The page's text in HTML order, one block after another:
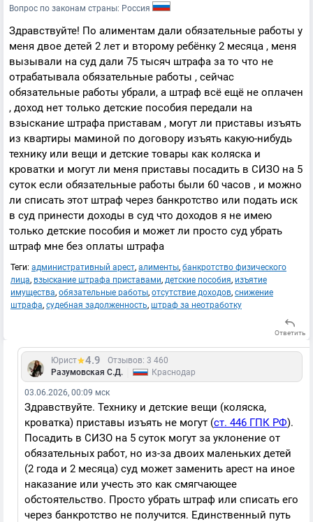
Вопрос по законам страны: Россия
Здравствуйте! По алиментам дали обязательные работы у
меня двое детей 2 лет и второму ребёнку 2 месяца , меня
вызывали на суд дали 75 тысяч штрафа за то что не
отрабатывала обязательные работы , сейчас
обязательные работы убрали, а штраф всё ещё не оплачен
, доход нет только детские пособия передали на
взыскание штрафа приставам , могут ли приставы изъять
из квартиры маминой по договору изъять какую-нибудь
технику или вещи и детские товары как коляска и
кроватки и могут ли меня приставы посадить в СИЗО на 5
суток если обязательные работы были 60 часов , и можно
ли списать этот штраф через банкротство или подать иск
в суд принести доходы в суд что доходов я не имею
только детские пособия и может ли просто суд убрать
штраф мне без оплаты штрафа
Теги: административный арест, алименты, банкротство физического
лица, взыскание штрафа приставами, детские пособия, изъятие
имущества, обязательные работы, отсутствие доходов, снижение
штрафа, судебная задолженность, штраф за неотработку
Ответить
Юрист 4.9
Отзывов: 3 460
Разумовская С.Д.
Краснодар
03.06.2026, 00:09 мск
Здравствуйте. Технику и детские вещи (коляска,
кроватка) приставы изъять не могут (ст. 446 ГПК РФ).
Посадить в СИЗО на 5 суток могут за уклонение от
обязательных работ, но из-за двоих маленьких детей
(2 года и 2 месяца) суд может заменить арест на иное
наказание или учесть это как смягчающее
обстоятельство. Просто убрать штраф или списать его
через банкротство не получится. Единственный путь